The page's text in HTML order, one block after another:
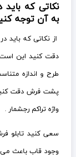
نکاتی که
به آن توجه
از نکاتی که باید
دقت کنید این
طرح و اندازه
پشت فرش دقت
واژه تراکم رجشمار .
سعی کنید تابلو
وجود قاب باعث